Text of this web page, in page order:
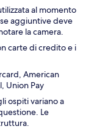
al momento
aggiuntive deve
la camera.
carte di credito e i
American
Union Pay
ospiti variano a
Le